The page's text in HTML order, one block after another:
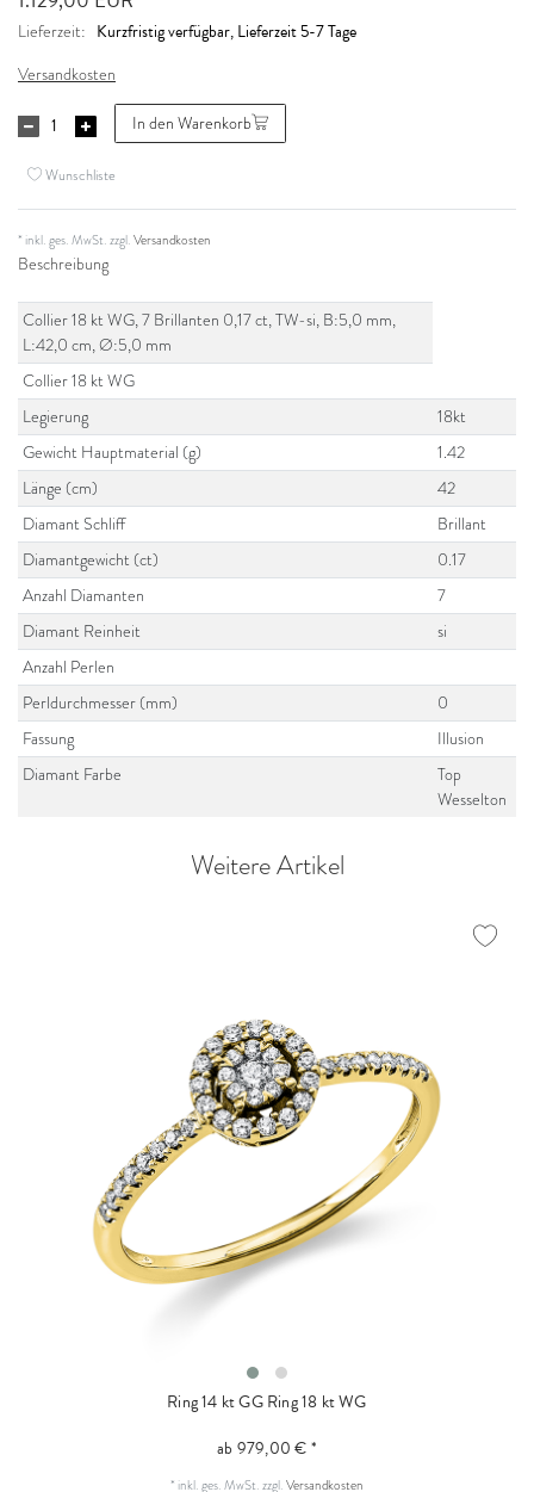
Lieferzeit: Kurzfristig verfügbar, Lieferzeit 5-7 Tage
Versandkosten
In den Warenkorb
Wunschliste
* inkl. ges. MwSt. zzgl.Versandkosten
Beschreibung
Collier 18 kt WG, 7 Brillanten 0,17 ct, TW-si, B:5,0 mm,
L:42,0 cm, Ø:5,0 mm
Collier 18 kt WG
Legierung
18kt
Gewicht Hauptmaterial (g)
1.42
Länge (cm)
42
Diamant Schliff
Brillant
Diamantgewicht (ct)
0.17
Anzahl Diamanten
7
Diamant Reinheit
si
Anzahl Perlen
Perldurchmesser (mm)
0
Fassung
Illusion
Diamant Farbe
Top
Wesselton
Weitere Artikel
Ring 14 kt GGRing 18 kt WG
ab 979,00 € *
* inkl. ges. MwSt.zzgl.Versandkosten